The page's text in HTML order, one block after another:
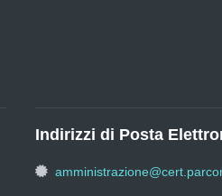
Indirizzi di Posta